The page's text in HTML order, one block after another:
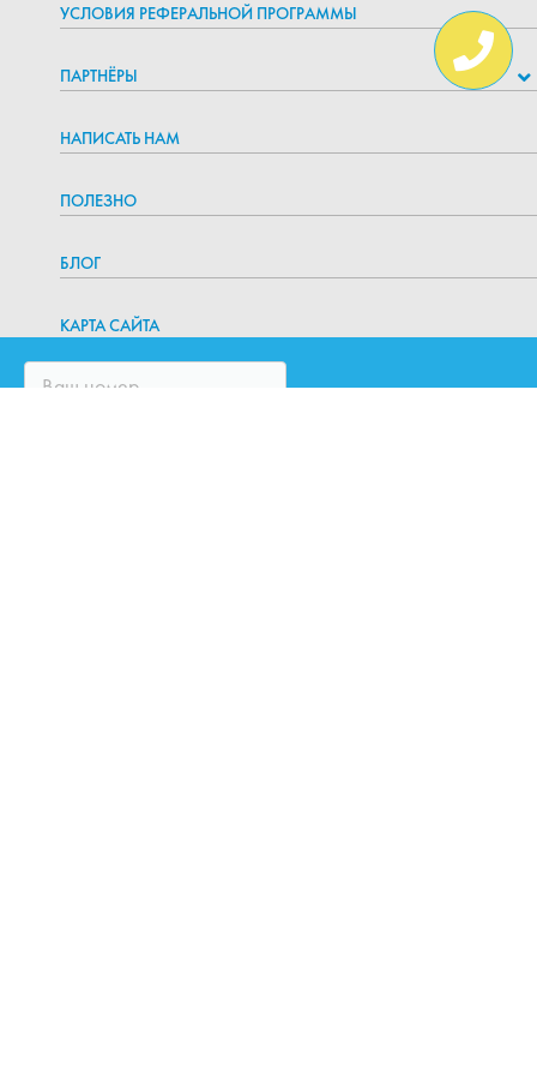
УСЛОВИЯ РЕФЕРАЛЬНОЙ ПРОГРАММЫ
ПАРТНЁРЫ
НАПИСАТЬ НАМ
ПОЛЕЗНО
БЛОГ
КАРТА САЙТА
/PAGES/WARNING-MESSAGE